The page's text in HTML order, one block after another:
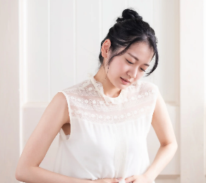
天然水のある暮らし
ユーザーボイス
よくあるご質問
料金・ご利用案内
キャンペーン
お知らせ